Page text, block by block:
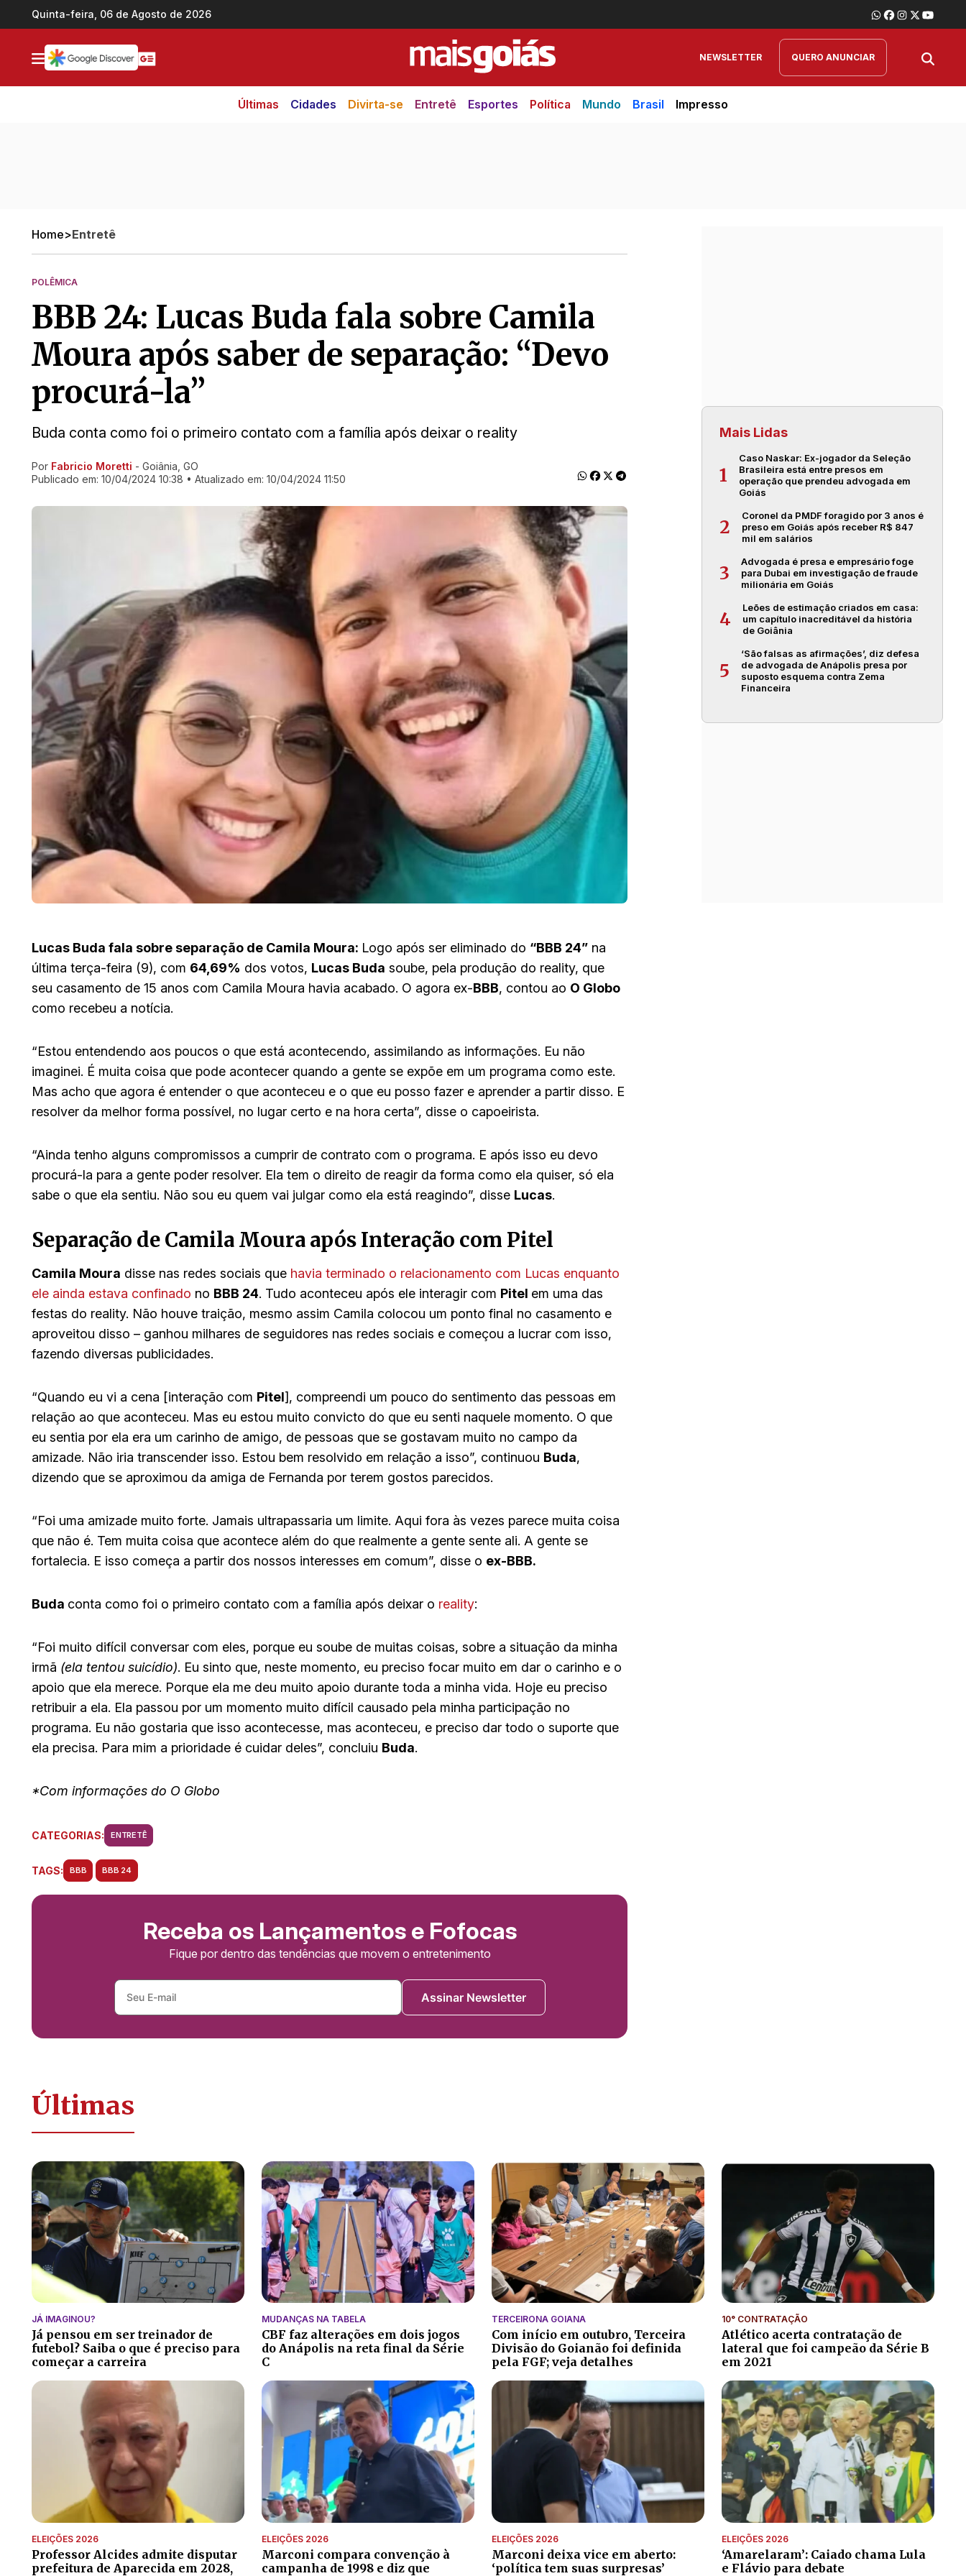
Ir direto pro conteúdo
Quinta-feira, 06 de Agosto de 2026
NEWSLETTER QUERO ANUNCIAR
Últimas Cidades Divirta-se Entretê Esportes Política Mundo Brasil Impresso
Home>Entretê
POLÊMICA
BBB 24: Lucas Buda fala sobre Camila
Moura após saber de separação: “Devo
procurá-la”
Buda conta como foi o primeiro contato com a família após deixar o reality
Ir direto pra matéria
Por Fabricio Moretti - Goiânia, GO
Publicado em: 10/04/2024 10:38 • Atualizado em: 10/04/2024 11:50
Lucas Buda fala sobre separação de Camila Moura: Logo após ser eliminado do “BBB 24” na
última terça-feira (9), com 64,69% dos votos, Lucas Buda soube, pela produção do reality, que
seu casamento de 15 anos com Camila Moura havia acabado. O agora ex-BBB, contou ao O Globo
como recebeu a notícia.
“Estou entendendo aos poucos o que está acontecendo, assimilando as informações. Eu não
imaginei. É muita coisa que pode acontecer quando a gente se expõe em um programa como este.
Mas acho que agora é entender o que aconteceu e o que eu posso fazer e aprender a partir disso. E
resolver da melhor forma possível, no lugar certo e na hora certa”, disse o capoeirista.
“Ainda tenho alguns compromissos a cumprir de contrato com o programa. E após isso eu devo
procurá-la para a gente poder resolver. Ela tem o direito de reagir da forma como ela quiser, só ela
sabe o que ela sentiu. Não sou eu quem vai julgar como ela está reagindo”, disse Lucas.
Separação de Camila Moura após Interação com Pitel
Camila Moura disse nas redes sociais que havia terminado o relacionamento com Lucas enquanto
ele ainda estava confinado no BBB 24. Tudo aconteceu após ele interagir com Pitel em uma das
festas do reality. Não houve traição, mesmo assim Camila colocou um ponto final no casamento e
aproveitou disso – ganhou milhares de seguidores nas redes sociais e começou a lucrar com isso,
fazendo diversas publicidades.
“Quando eu vi a cena [interação com Pitel], compreendi um pouco do sentimento das pessoas em
relação ao que aconteceu. Mas eu estou muito convicto do que eu senti naquele momento. O que
eu sentia por ela era um carinho de amigo, de pessoas que se gostavam muito no campo da
amizade. Não iria transcender isso. Estou bem resolvido em relação a isso”, continuou Buda,
dizendo que se aproximou da amiga de Fernanda por terem gostos parecidos.
“Foi uma amizade muito forte. Jamais ultrapassaria um limite. Aqui fora às vezes parece muita coisa
que não é. Tem muita coisa que acontece além do que realmente a gente sente ali. A gente se
fortalecia. E isso começa a partir dos nossos interesses em comum”, disse o ex-BBB.
Buda conta como foi o primeiro contato com a família após deixar o reality:
“Foi muito difícil conversar com eles, porque eu soube de muitas coisas, sobre a situação da minha
irmã (ela tentou suicídio). Eu sinto que, neste momento, eu preciso focar muito em dar o carinho e o
apoio que ela merece. Porque ela me deu muito apoio durante toda a minha vida. Hoje eu preciso
retribuir a ela. Ela passou por um momento muito difícil causado pela minha participação no
programa. Eu não gostaria que isso acontecesse, mas aconteceu, e preciso dar todo o suporte que
ela precisa. Para mim a prioridade é cuidar deles”, concluiu Buda.
*Com informações do O Globo
CATEGORIAS: ENTRETÊ
TAGS: BBB BBB 24
Receba os Lançamentos e Fofocas
Fique por dentro das tendências que movem o entretenimento
Assinar Newsletter
Mais Lidas
1
Caso Naskar: Ex-jogador da Seleção
Brasileira está entre presos em
operação que prendeu advogada em
Goiás
2
Coronel da PMDF foragido por 3 anos é
preso em Goiás após receber R$ 847
mil em salários
3
Advogada é presa e empresário foge
para Dubai em investigação de fraude
milionária em Goiás
4
Leões de estimação criados em casa:
um capítulo inacreditável da história
de Goiânia
5
‘São falsas as afirmações’, diz defesa
de advogada de Anápolis presa por
suposto esquema contra Zema
Financeira
Últimas
JÁ IMAGINOU?
Já pensou em ser treinador de
futebol? Saiba o que é preciso para
começar a carreira
MUDANÇAS NA TABELA
CBF faz alterações em dois jogos
do Anápolis na reta final da Série
C
TERCEIRONA GOIANA
Com início em outubro, Terceira
Divisão do Goianão foi definida
pela FGF; veja detalhes
10° CONTRATAÇÃO
Atlético acerta contratação de
lateral que foi campeão da Série B
em 2021
ELEIÇÕES 2026
Professor Alcides admite disputar
prefeitura de Aparecida em 2028,
ELEIÇÕES 2026
Marconi compara convenção à
campanha de 1998 e diz que
ELEIÇÕES 2026
Marconi deixa vice em aberto:
‘política tem suas surpresas’
ELEIÇÕES 2026
‘Amarelaram’: Caiado chama Lula
e Flávio para debate